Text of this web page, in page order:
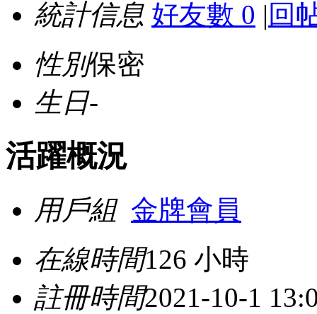
統計信息 好友數 0 | 回
性別保密
生日-
活躍概況
用戶組 金牌會員
在線時間126 小時
註冊時間2021-10-1